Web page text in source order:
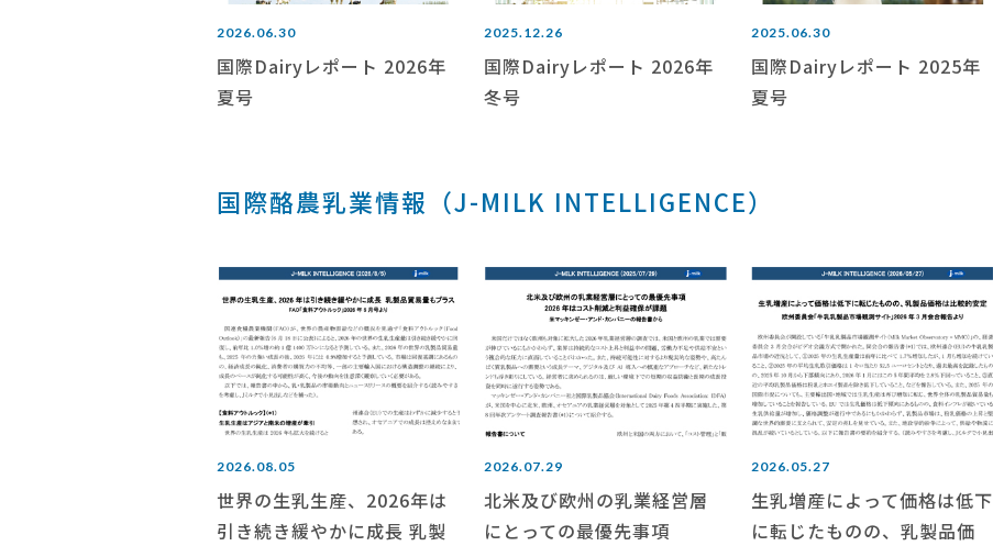
2026.06.30
国際Dairyレポート 2026年
夏号
2025.12.26
国際Dairyレポート 2026年
冬号
2025.06.30
国際Dairyレポート 2025年
夏号
国際酪農乳業情報（J-MILK INTELLIGENCE）
2026.08.05
世界の生乳生産、2026年は
引き続き緩やかに成長 乳製
2026.07.29
北米及び欧州の乳業経営層
にとっての最優先事項
2026.05.27
生乳増産によって価格は低下
に転じたものの、乳製品価